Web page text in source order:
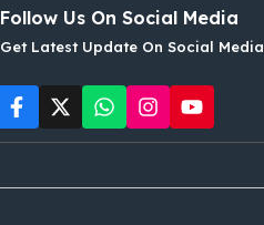
Follow Us On Social Media
Get Latest Update On Social Media